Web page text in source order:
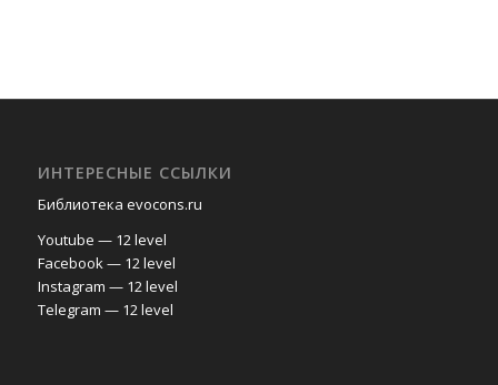
ИНТЕРЕСНЫЕ ССЫЛКИ
Библиотека evocons.ru
Youtube — 12 level
Facebook — 12 level
Instagram — 12 level
Telegram — 12 level